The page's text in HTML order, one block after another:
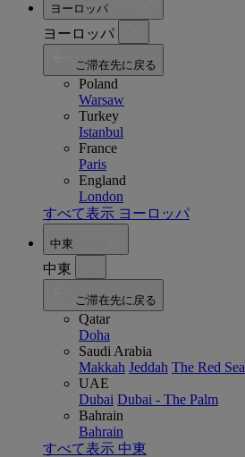
ヨーロッパ
ヨーロッパ
ご滞在先に戻る
Poland
Warsaw
Turkey
Istanbul
France
Paris
England
London
すべて表示 ヨーロッパ
中東
中東
ご滞在先に戻る
Qatar
Doha
Saudi Arabia
Makkah Jeddah The Red Sea
UAE
Dubai Dubai - The Palm
Bahrain
Bahrain
すべて表示 中東